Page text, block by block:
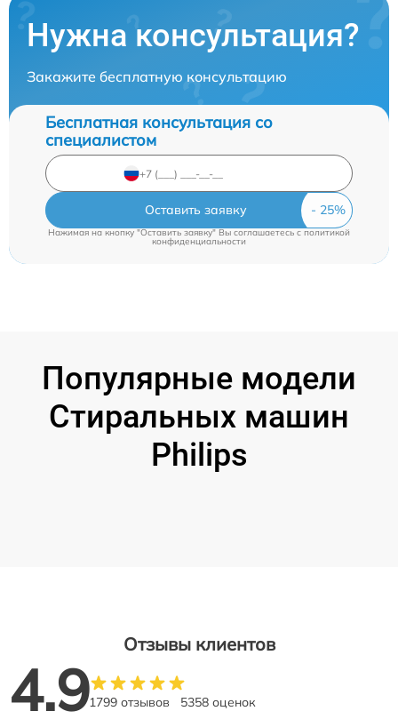
Нужна консультация?
Закажите бесплатную консультацию
Бесплатная консультация со
специалистом
Оставить заявку
Нажимая на кнопку "Оставить заявку" Вы соглашаетесь c политикой
конфиденциальности
Популярные модели
Стиральных машин
Philips
Отзывы клиентов
4.91799 отзывов 5358 оценок